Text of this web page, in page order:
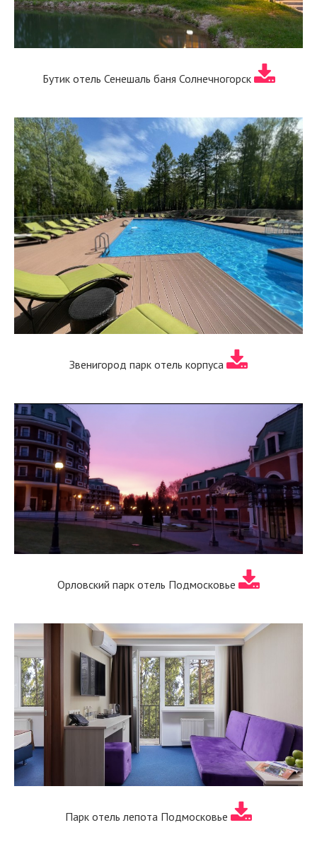
Бутик отель Сенешаль баня Солнечногорск
Звенигород парк отель корпуса
Орловский парк отель Подмосковье
Парк отель лепота Подмосковье